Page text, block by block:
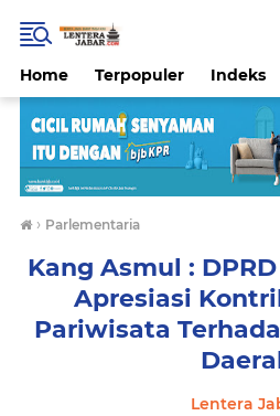
Home Terpopuler Indeks
› Parlementaria
Kang Asmul :
Apresiasi
Pariwisata
Lentera